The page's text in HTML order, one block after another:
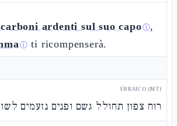
ardenti sul suo capoⓘ,
ⓘ ti ricompenserà.
EBRAICO (MT)
רוח צפון תחולל גשם ופנים נזעמים